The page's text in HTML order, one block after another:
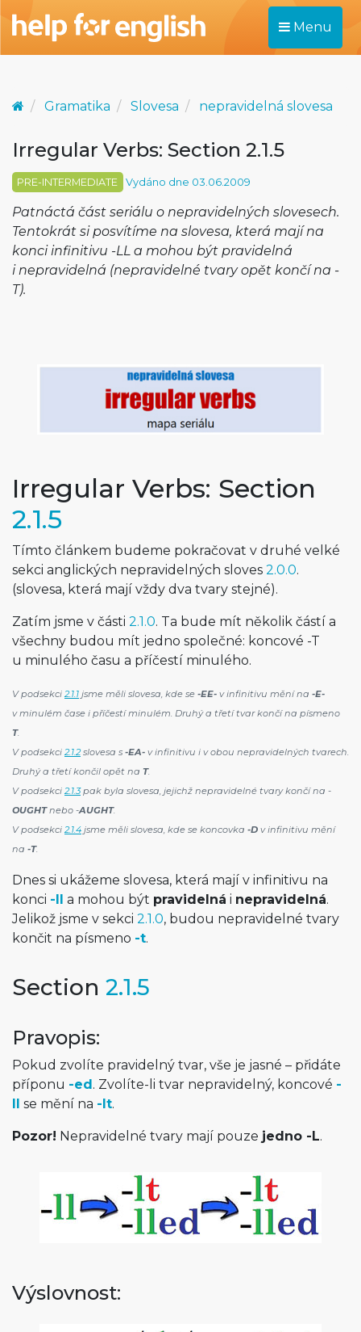
Menu
Gramatika Slovesa nepravidelná slovesa
Irregular Verbs: Section 2.1.5
PRE-INTERMEDIATE Vydáno dne 03.06.2009
Patnáctá část seriálu o nepravidelných slovesech.
Tentokrát si posvítíme na slovesa, která mají na
konci infinitivu -LL a mohou být pravidelná
i nepravidelná (nepravidelné tvary opět končí na -
T).
Irregular Verbs: Section
2.1.5
Tímto článkem budeme pokračovat v druhé velké
sekci anglických nepravidelných sloves 2.0.0.
(slovesa, která mají vždy dva tvary stejné).
Zatím jsme v části 2.1.0. Ta bude mít několik částí a
všechny budou mít jedno společné: koncové -T
u minulého času a příčestí minulého.
V podsekci 2.1.1 jsme měli slovesa, kde se -EE- v infinitivu mění na -E-
v minulém čase i příčestí minulém. Druhý a třetí tvar končí na písmeno
T.
V podsekci 2.1.2slovesa s -EA- v infinitivu i v obou nepravidelných tvarech.
Druhý a třetí končil opět na T.
V podsekci 2.1.3pak byla slovesa, jejichž nepravidelné tvary končí na -
OUGHTnebo -AUGHT.
V podsekci 2.1.4jsme měli slovesa, kde se koncovka -D v infinitivu mění
na -T.
Dnes si ukážeme slovesa, která mají v infinitivu na
konci -ll a mohou být pravidelná i nepravidelná.
Jelikož jsme v sekci 2.1.0, budou nepravidelné tvary
končit na písmeno -t.
Section 2.1.5
Pravopis:
Pokud zvolíte pravidelný tvar, vše je jasné – přidáte
příponu -ed. Zvolíte-li tvar nepravidelný, koncové -
ll se mění na -lt.
Pozor! Nepravidelné tvary mají pouze jedno -L.
Výslovnost: